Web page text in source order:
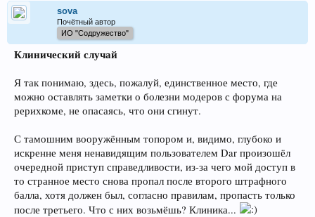
sova
Почётный автор
ИО "Содружество"
Клинический случай
Я так понимаю, здесь, пожалуй, единственное место, где
можно оставлять заметки о болезни модеров с форума на
рерихкоме, не опасаясь, что они сгинут.
С тамошним вооружённым топором и, видимо, глубоко и
искренне меня ненавидящим пользователем Dar произошёл
очередной приступ справедливости, из-за чего мой доступ в
то странное место снова пропал после второго штрафного
балла, хотя должен был, согласно правилам, пропасть только
после третьего. Что с них возьмёшь? Клиника...